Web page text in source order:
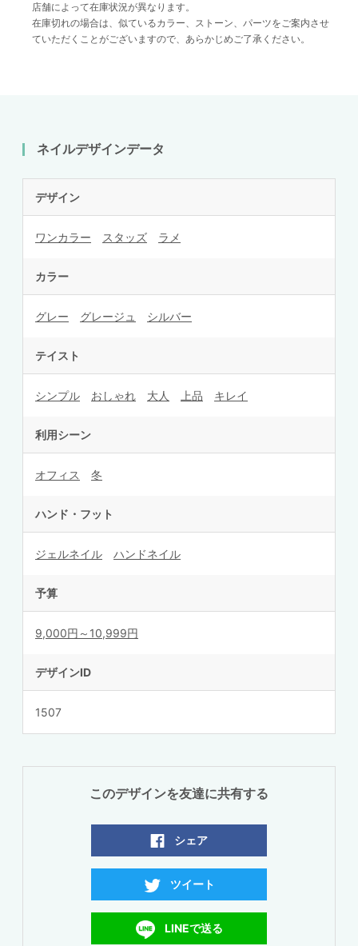
店舗によって在庫状況が異なります。
在庫切れの場合は、似ているカラー、ストーン、パーツをご案内させ
ていただくことがございますので、あらかじめご了承ください。
ネイルデザインデータ
デザイン
ワンカラー スタッズ ラメ
カラー
グレー グレージュ シルバー
テイスト
シンプル おしゃれ 大人 上品 キレイ
利用シーン
オフィス 冬
ハンド・フット
ジェルネイル ハンドネイル
予算
9,000円～10,999円
デザインID
1507
このデザインを友達に共有する
シェア
ツイート
LINEで送る